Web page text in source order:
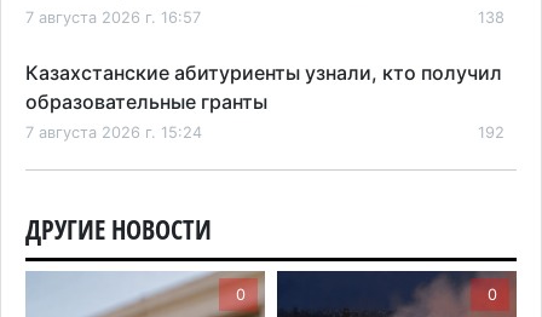
7 августа 2026 г. 16:57 138
Казахстанские абитуриенты узнали, кто получил
образовательные гранты
7 августа 2026 г. 15:24 192
морских контейнерах
7 августа 2026 г. 11:24
В Талгарском районе загорелись строительные
ДРУГИЕ НОВОСТИ
0 0